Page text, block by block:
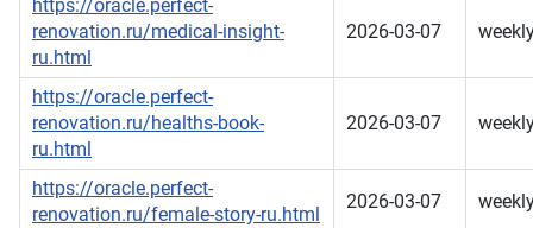
https://oracle.perfect-
renovation.ru/medical-insight-
ru.html
2026-03-07
https://oracle.perfect-
renovation.ru/healths-book-
ru.html
2026-03-07
https://oracle.perfect-
renovation.ru/female-story-ru.html
2026-03-07